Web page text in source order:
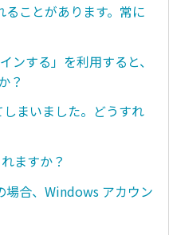
ことがあります。常に
する」を利用すると、
？
まいました。どうすれ
ますか？
場合、Windows アカウン